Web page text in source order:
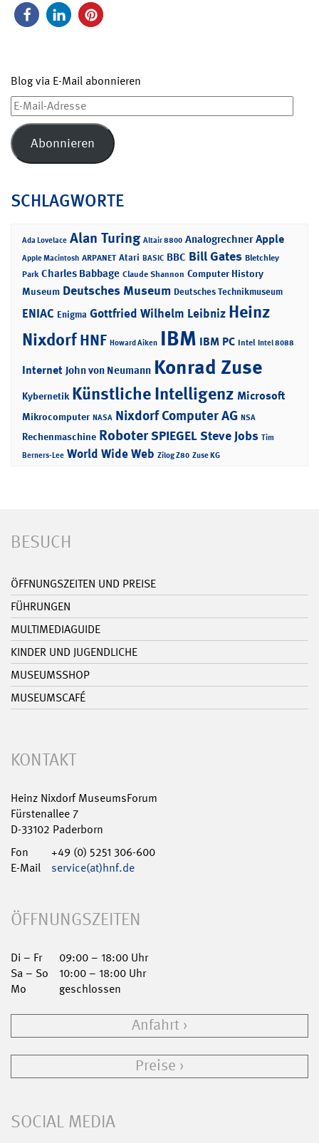
Blog via E-Mail abonnieren
E-
Mail-
Adresse
Abonnieren
SCHLAGWORTE
Ada Lovelace Alan Turing Altair 8800 Analogrechner Apple
Apple Macintosh ARPANET Atari BASIC BBC Bill Gates Bletchley
Park Charles Babbage Claude Shannon Computer History
Museum Deutsches Museum Deutsches Technikmuseum
ENIAC Enigma Gottfried Wilhelm Leibniz Heinz
NixdorfHNF Howard Aiken IBM IBM PC Intel Intel 8088
Internet John von Neumann Konrad Zuse
Kybernetik Künstliche Intelligenz Microsoft
Mikrocomputer NASA Nixdorf Computer AG NSA
Rechenmaschine RoboterSPIEGELSteve Jobs Tim
Berners-Lee World Wide Web Zilog Z80 Zuse KG
BESUCH
ÖFFNUNGSZEITEN UND PREISE
FÜHRUNGEN
MULTIMEDIAGUIDE
KINDER UND JUGENDLICHE
MUSEUMSSHOP
MUSEUMSCAFÉ
KONTAKT
Heinz Nixdorf MuseumsForum
Fürstenallee 7
D-33102 Paderborn
Fon
+49 (0) 5251 306-600
E-Mail
service(at)hnf.de
ÖFFNUNGSZEITEN
Di – Fr
09:00 – 18:00 Uhr
Sa – So
10:00 – 18:00 Uhr
Mo
geschlossen
Anfahrt
Preise
SOCIAL MEDIA